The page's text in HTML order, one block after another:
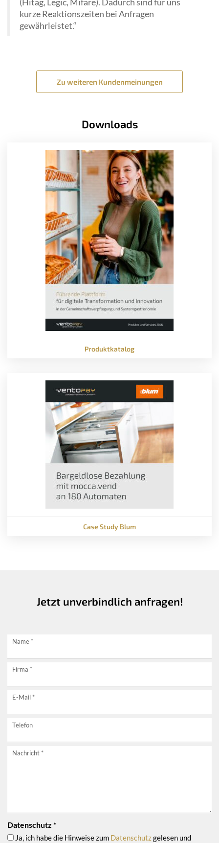
(Hitag, Legic, Mifare). Dadurch sind für uns
kurze Reaktionszeiten bei Anfragen
gewährleistet.“
Zu weiteren Kundenmeinungen
Downloads
Produktkatalog
Case Study Blum
Jetzt unverbindlich anfragen!
Jetzt
unverbindlich
anfragen!
Name *
Firma *
E-Mail *
Telefon
Nachricht *
Datenschutz *
Ja, ich habe die Hinweise zum Datenschutzgelesen und